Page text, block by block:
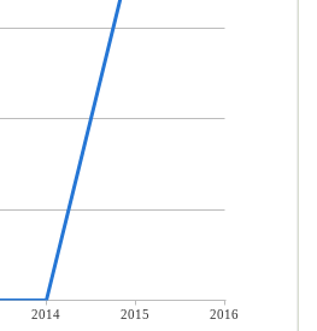
2014 2015
2016